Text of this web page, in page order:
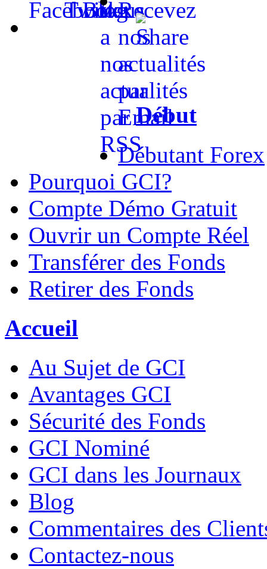
Début
Débutant Forex
Pourquoi GCI?
Compte Démo Gratuit
Ouvrir un Compte Réel
Transférer des Fonds
Retirer des Fonds
Accueil
Au Sujet de GCI
Avantages GCI
Sécurité des Fonds
GCI Nominé
GCI dans les Journaux
Blog
Commentaires des
Contactez-nous